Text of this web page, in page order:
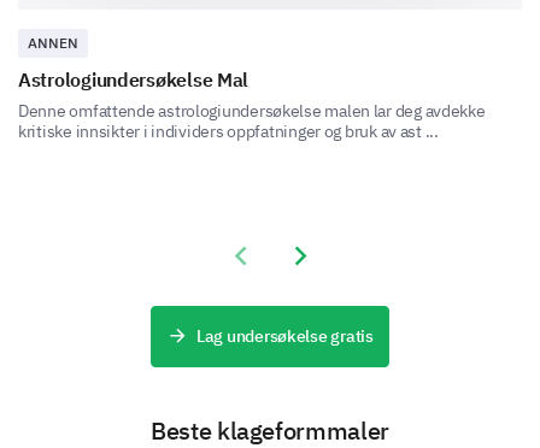
Vi streber alltid etter å forbedre oss. Vennligst gi oss
dine forslag eller måter du mener vår kundeservice
Hvilke forbedringer vil du foreslå for
kundeserviceteamet?
ANNEN
Astrologiundersøkelse Mal
Denne omfattende astrologiundersøkelse malen lar deg avdekke
kritiske innsikter i individers oppfatninger og bruk av ast ...
Previous slide
Next slide
Lag undersøkelse gratis
Beste klageformmaler